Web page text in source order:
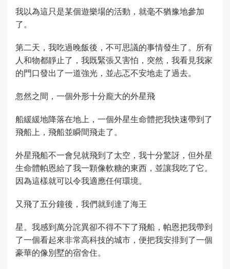
我以為這只是某個遊樂場的活動，就毫不猶豫地參加
了。
第二天，我吃過晚飯後，不可思議的事情發生了。所有
人和物都靜止了，我既緊張又害怕，突然，我看見我家
的門口發出了一道強光，並忐忑不安地走了過去。
忽然之間，一個外形十分龐大的外星飛
船緩緩地降落在地上，一個外星生命體把我快速帶到了
飛船上，飛船並瞬間飛走了。
外星飛船不一會兒就飛到了太空，我十分驚訝，但外星
生命體帕恩給了我一顆像軟糖的東西，並讓我吃了它。
因為這樣就可以令我適應任何環境。
又飛了五分鐘後，我們就到達了海王
星。我感到萬分詫異卻不得不下了飛船，帕恩把我帶到
了一個看起來非常高科技的城市，便把我安排到了一個
豪華的像別墅的宿舍住。